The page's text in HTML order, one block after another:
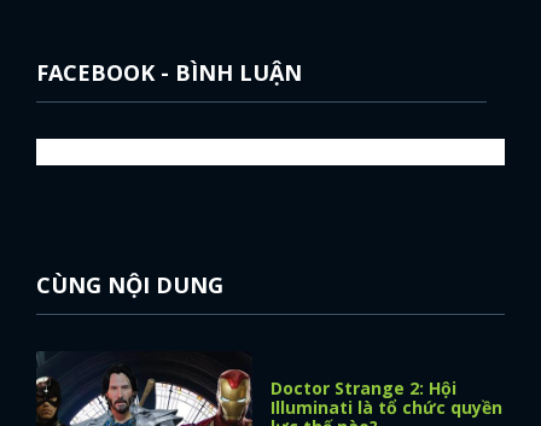
FACEBOOK - BÌNH LUẬN
CÙNG NỘI DUNG
Doctor Strange 2: Hội
Illuminati là tổ chức quyền